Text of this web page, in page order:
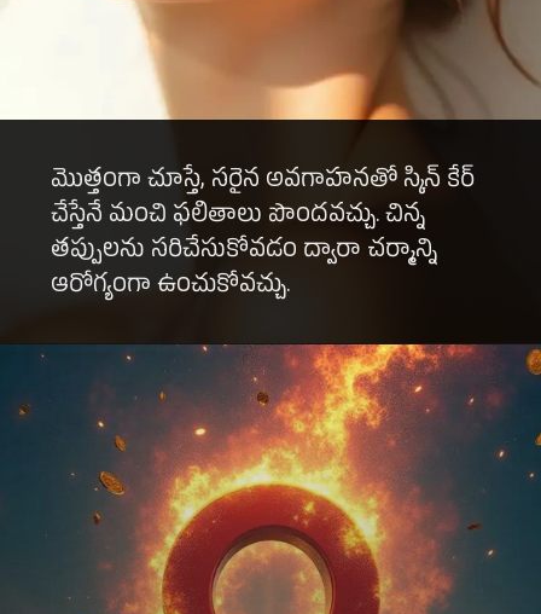
మొత్తంగా చూస్తే, సరైన అవగాహనతో స్కిన్ కేర్
చేస్తేనే మంచి ఫలితాలు పొందవచ్చు. చిన్న
తప్పులను సరిచేసుకోవడం ద్వారా చర్మాన్ని
ఆరోగ్యంగా ఉంచుకోవచ్చు.